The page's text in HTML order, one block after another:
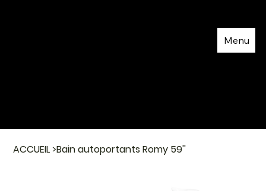
Menu
ACCUEIL >Bain autoportants Romy 59''